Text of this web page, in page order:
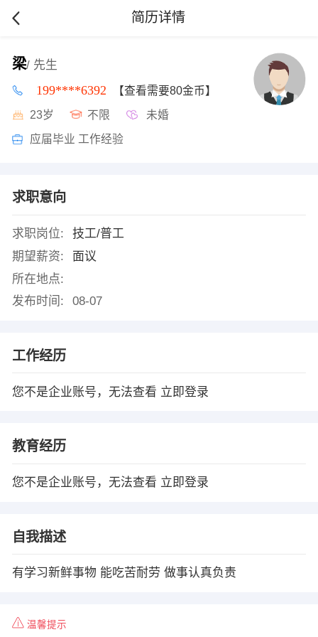
简历详情
梁/ 先生
199****6392 【查看需要80金币】
23岁 不限 未婚
应届毕业 工作经验
求职意向
求职岗位:
技工/普工
期望薪资:
面议
所在地点:
发布时间:
08-07
工作经历
您不是企业账号，无法查看 立即登录
教育经历
您不是企业账号，无法查看 立即登录
自我描述
有学习新鲜事物 能吃苦耐劳 做事认真负责
温馨提示